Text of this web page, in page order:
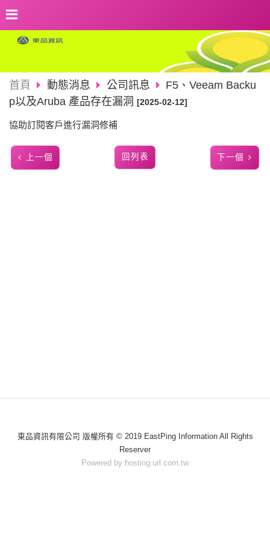
首頁 動態消息 公司訊息
F5、Veeam Backu
p以及Aruba 產品存在漏洞 [2025-02-12]
協助訂閱客戶進行漏洞修補
上一個 回列表 下一個
東品資訊有限公司 版權所有 © 2019 EastPing Information All Rights
Reserver
Powered by hosting.url.com.tw